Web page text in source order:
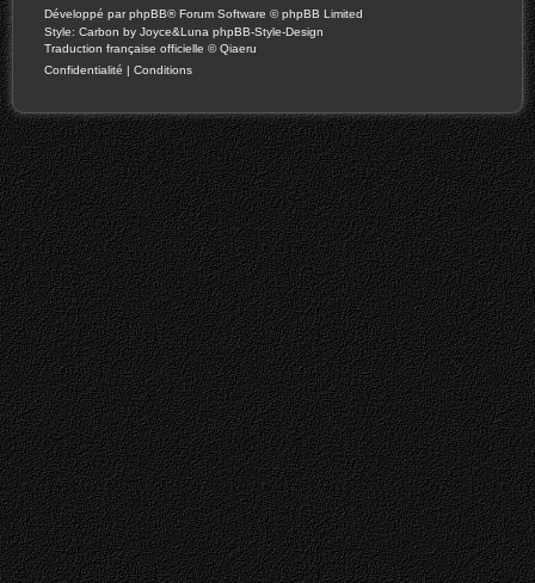
Développé parphpBB® Forum Software © phpBB Limited
Style: Carbon by Joyce&Luna phpBB-Style-Design
Traduction française officielle ©Qiaeru
Confidentialité | Conditions